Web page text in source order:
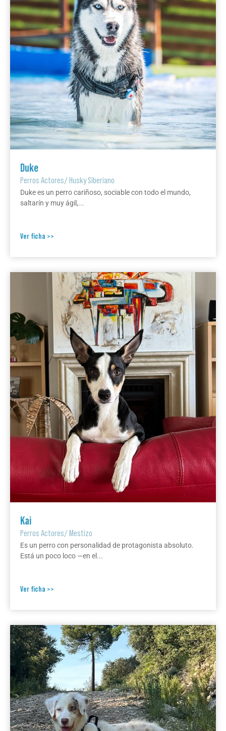
Duke
Perros Actores/Husky Siberiano
Duke es un perro cariñoso, sociable con todo el mundo,
saltarín y muy ágil,...
Ver ficha >>
Kai
Perros Actores/Mestizo
Es un perro con personalidad de protagonista absoluto.
Está un poco loco —en el...
Ver ficha >>